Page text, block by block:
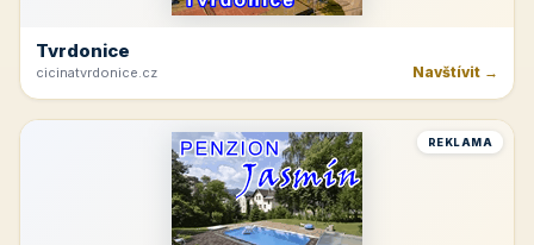
Tvrdonice
cicinatvrdonice.cz Navštívit →
REKLAMA